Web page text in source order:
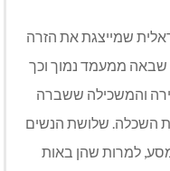
שמייצגת את הזרה
שבאה ממעמד נמוך וכך
והמשכילה ששברה
השכלה. שלושת הנשים
למרות שהן באות